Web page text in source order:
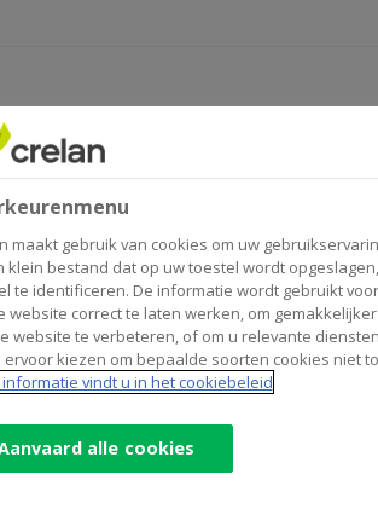
maakt gebruik van cookies om uw
klein bestand dat op uw toestel wordt
te identificeren. De informatie wordt gebruikt
website correct te laten werken, om
website te verbeteren, of om u relevante
ervoor kiezen om bepaalde soorten cookies niet
vindt u in het cookiebeleid
alle cookies